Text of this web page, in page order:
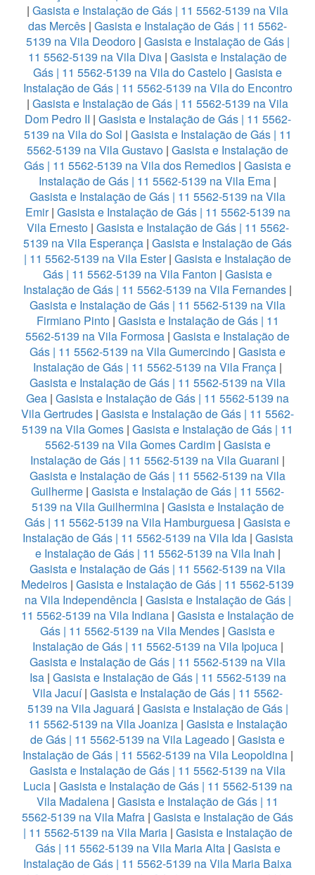
| Gasista e Instalação de Gás | 11 5562-5139 na Vila
das Mercês | Gasista e Instalação de Gás | 11 5562-
5139 na Vila Deodoro| Gasista e Instalação de Gás |
11 5562-5139 na Vila Diva | Gasista e Instalação de
Gás | 11 5562-5139 na Vila do Castelo | Gasista e
Instalação de Gás | 11 5562-5139 na Vila do Encontro
| Gasista e Instalação de Gás | 11 5562-5139 na Vila
Dom Pedro II | Gasista e Instalação de Gás | 11 5562-
5139 na Vila do Sol | Gasista e Instalação de Gás | 11
5562-5139 na Vila Gustavo | Gasista e Instalação de
Gás | 11 5562-5139 na Vila dos Remedios | Gasista e
Instalação de Gás | 11 5562-5139 na Vila Ema |
Gasista e Instalação de Gás | 11 5562-5139 na Vila
Emir| Gasista e Instalação de Gás | 11 5562-5139 na
Vila Ernesto| Gasista e Instalação de Gás | 11 5562-
5139 na Vila Esperança | Gasista e Instalação de Gás
| 11 5562-5139 na Vila Ester| Gasista e Instalação de
Gás | 11 5562-5139 na Vila Fanton | Gasista e
Instalação de Gás | 11 5562-5139 na Vila Fernandes |
Gasista e Instalação de Gás | 11 5562-5139 na Vila
Firmiano Pinto| Gasista e Instalação de Gás | 11
5562-5139 na Vila Formosa | Gasista e Instalação de
Gás | 11 5562-5139 na Vila Gumercindo | Gasista e
Instalação de Gás | 11 5562-5139 na Vila França |
Gasista e Instalação de Gás | 11 5562-5139 na Vila
Gea | Gasista e Instalação de Gás | 11 5562-5139 na
Vila Gertrudes | Gasista e Instalação de Gás | 11 5562-
5139 na Vila Gomes | Gasista e Instalação de Gás | 11
5562-5139 na Vila Gomes Cardim| Gasista e
Instalação de Gás | 11 5562-5139 na Vila Guarani |
Gasista e Instalação de Gás | 11 5562-5139 na Vila
Guilherme | Gasista e Instalação de Gás | 11 5562-
5139 na Vila Guilhermina| Gasista e Instalação de
Gás | 11 5562-5139 na Vila Hamburguesa | Gasista e
Instalação de Gás | 11 5562-5139 na Vila Ida| Gasista
e Instalação de Gás | 11 5562-5139 na Vila Inah |
Gasista e Instalação de Gás | 11 5562-5139 na Vila
Medeiros | Gasista e Instalação de Gás | 11 5562-5139
na Vila Independência| Gasista e Instalação de Gás |
11 5562-5139 na Vila Indiana | Gasista e Instalação de
Gás | 11 5562-5139 na Vila Mendes | Gasista e
Instalação de Gás | 11 5562-5139 na Vila Ipojuca|
Gasista e Instalação de Gás | 11 5562-5139 na Vila
Isa| Gasista e Instalação de Gás | 11 5562-5139 na
Vila Jacuí| Gasista e Instalação de Gás | 11 5562-
5139 na Vila Jaguará| Gasista e Instalação de Gás |
11 5562-5139 na Vila Joaniza| Gasista e Instalação
de Gás | 11 5562-5139 na Vila Lageado | Gasista e
Instalação de Gás | 11 5562-5139 na Vila Leopoldina|
Gasista e Instalação de Gás | 11 5562-5139 na Vila
Lucia| Gasista e Instalação de Gás | 11 5562-5139 na
Vila Madalena | Gasista e Instalação de Gás | 11
5562-5139 na Vila Mafra | Gasista e Instalação de Gás
| 11 5562-5139 na Vila Maria| Gasista e Instalação de
Gás | 11 5562-5139 na Vila Maria Alta| Gasista e
Instalação de Gás | 11 5562-5139 na Vila Maria Baixa